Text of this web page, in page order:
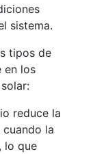
sistema.
tipos de
en los
reduce la
la
lo que